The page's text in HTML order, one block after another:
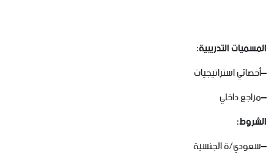
المسمياتالتدريبية:
–أخصائياستراتيجيات
–مراجعداخلي
الشروط:
–سعودي/ةالجنسية